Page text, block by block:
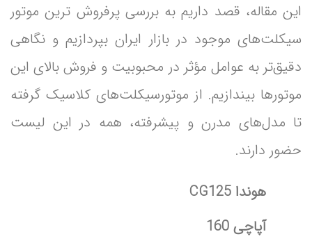
این مقاله، قصد داریم به بررسی پرفروش‌ ترین موتور
سیکلت‌های موجود در بازار ایران بپردازیم و نگاهی
دقیق‌تر به عوامل مؤثر در محبوبیت و فروش بالای این
موتورها بیندازیم. از موتورسیکلت‌های کلاسیک گرفته
تا مدل‌های مدرن و پیشرفته، همه در این لیست
حضور دارند.
هوندا CG125
آپاچی 160